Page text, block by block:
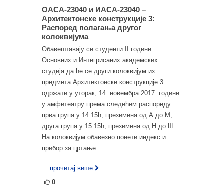
ОАСА-23040 и ИАСА-23040 –
Архитектонске конструкције 3:
Распоред полагања другог
колоквијума
Обавештавају се студенти II године
Основних и Интегрисаних академских
студија да ће се други колоквијум из
предмета Архитектонске конструкције 3
одржати у уторак, 14. новембра 2017. године
у амфитеатру према следећем распореду:
прва група у 14.15h, презимена од А до М,
друга група у 15.15h, презимена од Н до Ш.
На колоквијум обавезно понети индекс и
прибор за цртање.
... прочитај више
0